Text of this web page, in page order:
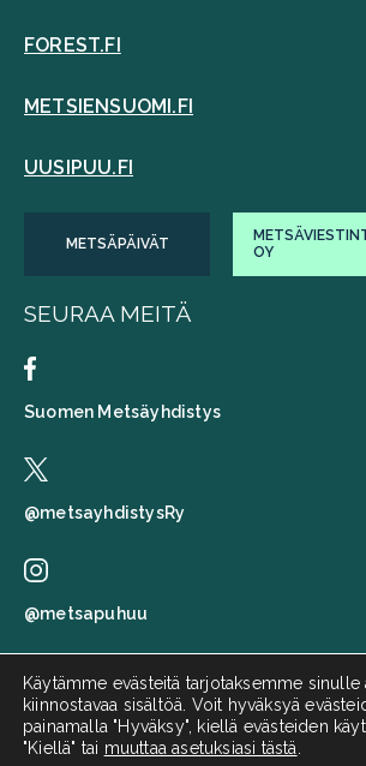
FOREST.FI
METSIENSUOMI.FI
UUSIPUU.FI
METSÄPÄIVÄT
OY
SEURAA MEITÄ
Suomen Metsäyhdistys
@metsayhdistysRy
@metsapuhuu
Suomen metsäyhdistys
Metsä puhuu
Käytämme evästeitä tarjotaksemme sinulle
kiinnostavaa sisältöä. Voit hyväksyä
painamalla "Hyväksy", kiellä evästeiden
"Kiellä" tai muuttaa asetuksiasi tästä